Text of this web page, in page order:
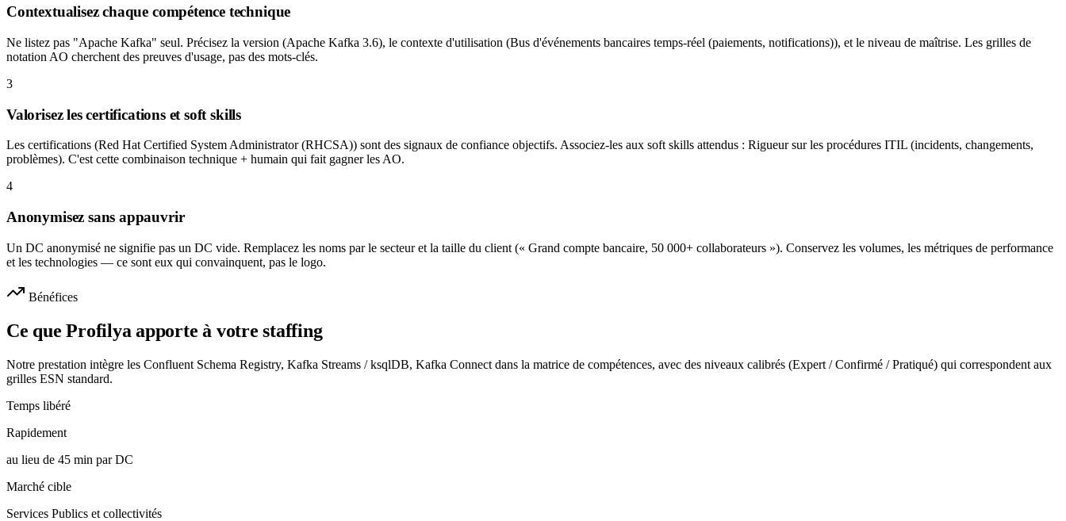
Contextualisez chaque compétence technique
Ne listez pas "Apache Kafka" seul. Précisez la version (Apache Kafka 3.6), le contexte d'utilisation (Bus d'événements bancaires temps-réel (paiements, notifications)), et le niveau de maîtrise. Les grilles de
notation AO cherchent des preuves d'usage, pas des mots-clés.
3
Valorisez les certifications et soft skills
Les certifications (Red Hat Certified System Administrator (RHCSA)) sont des signaux de confiance objectifs. Associez-les aux soft skills attendus : Rigueur sur les procédures ITIL (incidents, changements,
problèmes). C'est cette combinaison technique + humain qui fait gagner les AO.
4
Anonymisez sans appauvrir
Un DC anonymisé ne signifie pas un DC vide. Remplacez les noms par le secteur et la taille du client (« Grand compte bancaire, 50 000+ collaborateurs »). Conservez les volumes, les métriques de performance
et les technologies — ce sont eux qui convainquent, pas le logo.
Bénéfices
Ce que Profilya apporte à votre staffing
Notre prestation intègre les Confluent Schema Registry, Kafka Streams / ksqlDB, Kafka Connect dans la matrice de compétences, avec des niveaux calibrés (Expert / Confirmé / Pratiqué) qui correspondent aux
grilles ESN standard.
Temps libéré
Rapidement
au lieu de 45 min par DC
Marché cible
Services Publics et collectivités